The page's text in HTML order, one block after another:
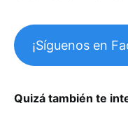
¡Síguenos en
Quizá también te